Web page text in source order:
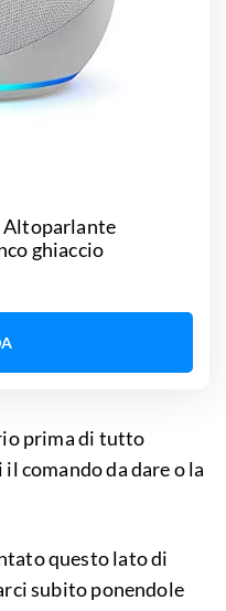
Altoparlante
ghiaccio
prima di tutto
comando da dare o la
questo lato di
subito ponendole